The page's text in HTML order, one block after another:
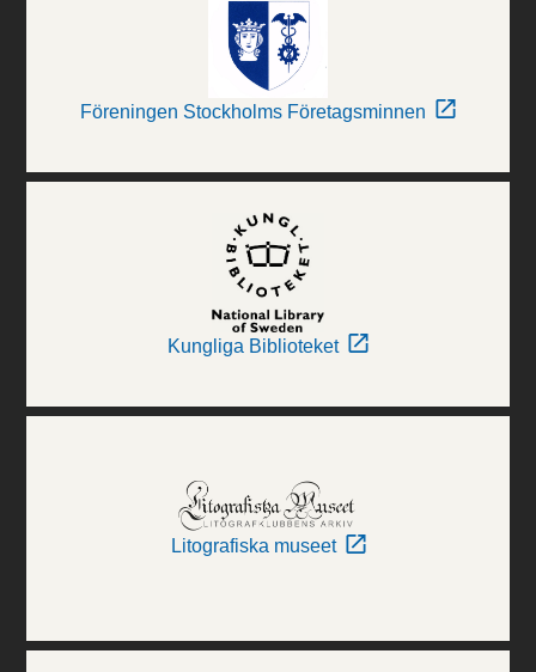
Föreningen Stockholms Företagsminnen
Kungliga Biblioteket
Litografiska museet